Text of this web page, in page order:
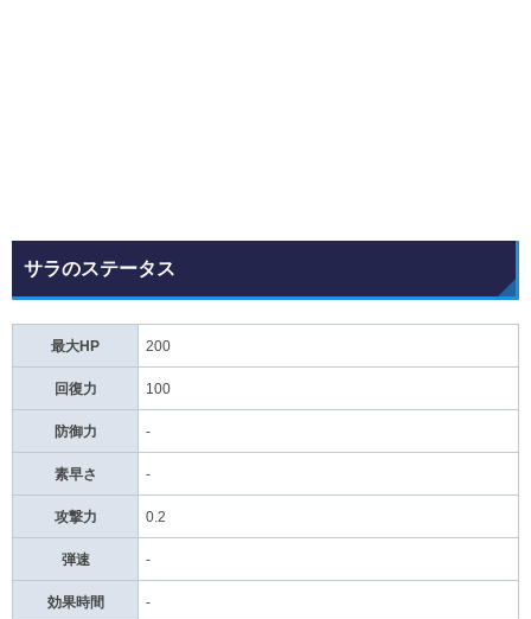
サラのステータス
最大HP 200
回復力 100
防御力 -
素早さ -
攻撃力 0.2
弾速 -
効果時間 -